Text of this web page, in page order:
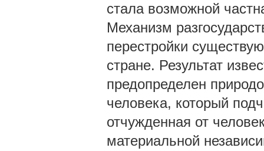
стала возможной
Механизм
перестройки
стране. Результат
предопределен
человека, который
отчужденная от
материальной